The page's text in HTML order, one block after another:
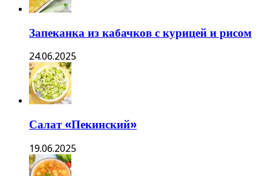
Запеканка из кабачков с курицей и рисом
24.06.2025
Салат «Пекинский»
19.06.2025